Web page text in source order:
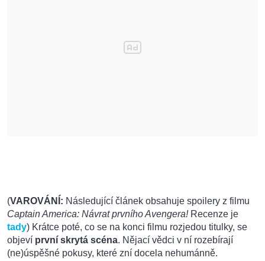
(VAROVÁNÍ: Následující článek obsahuje spoilery z filmu
Captain America: Návrat prvního Avengera!Recenze je
tady) Krátce poté, co se na konci filmu rozjedou titulky, se
objeví první skrytá scéna. Nějací vědci v ní rozebírají
(ne)úspěšné pokusy, které zní docela nehumánně.